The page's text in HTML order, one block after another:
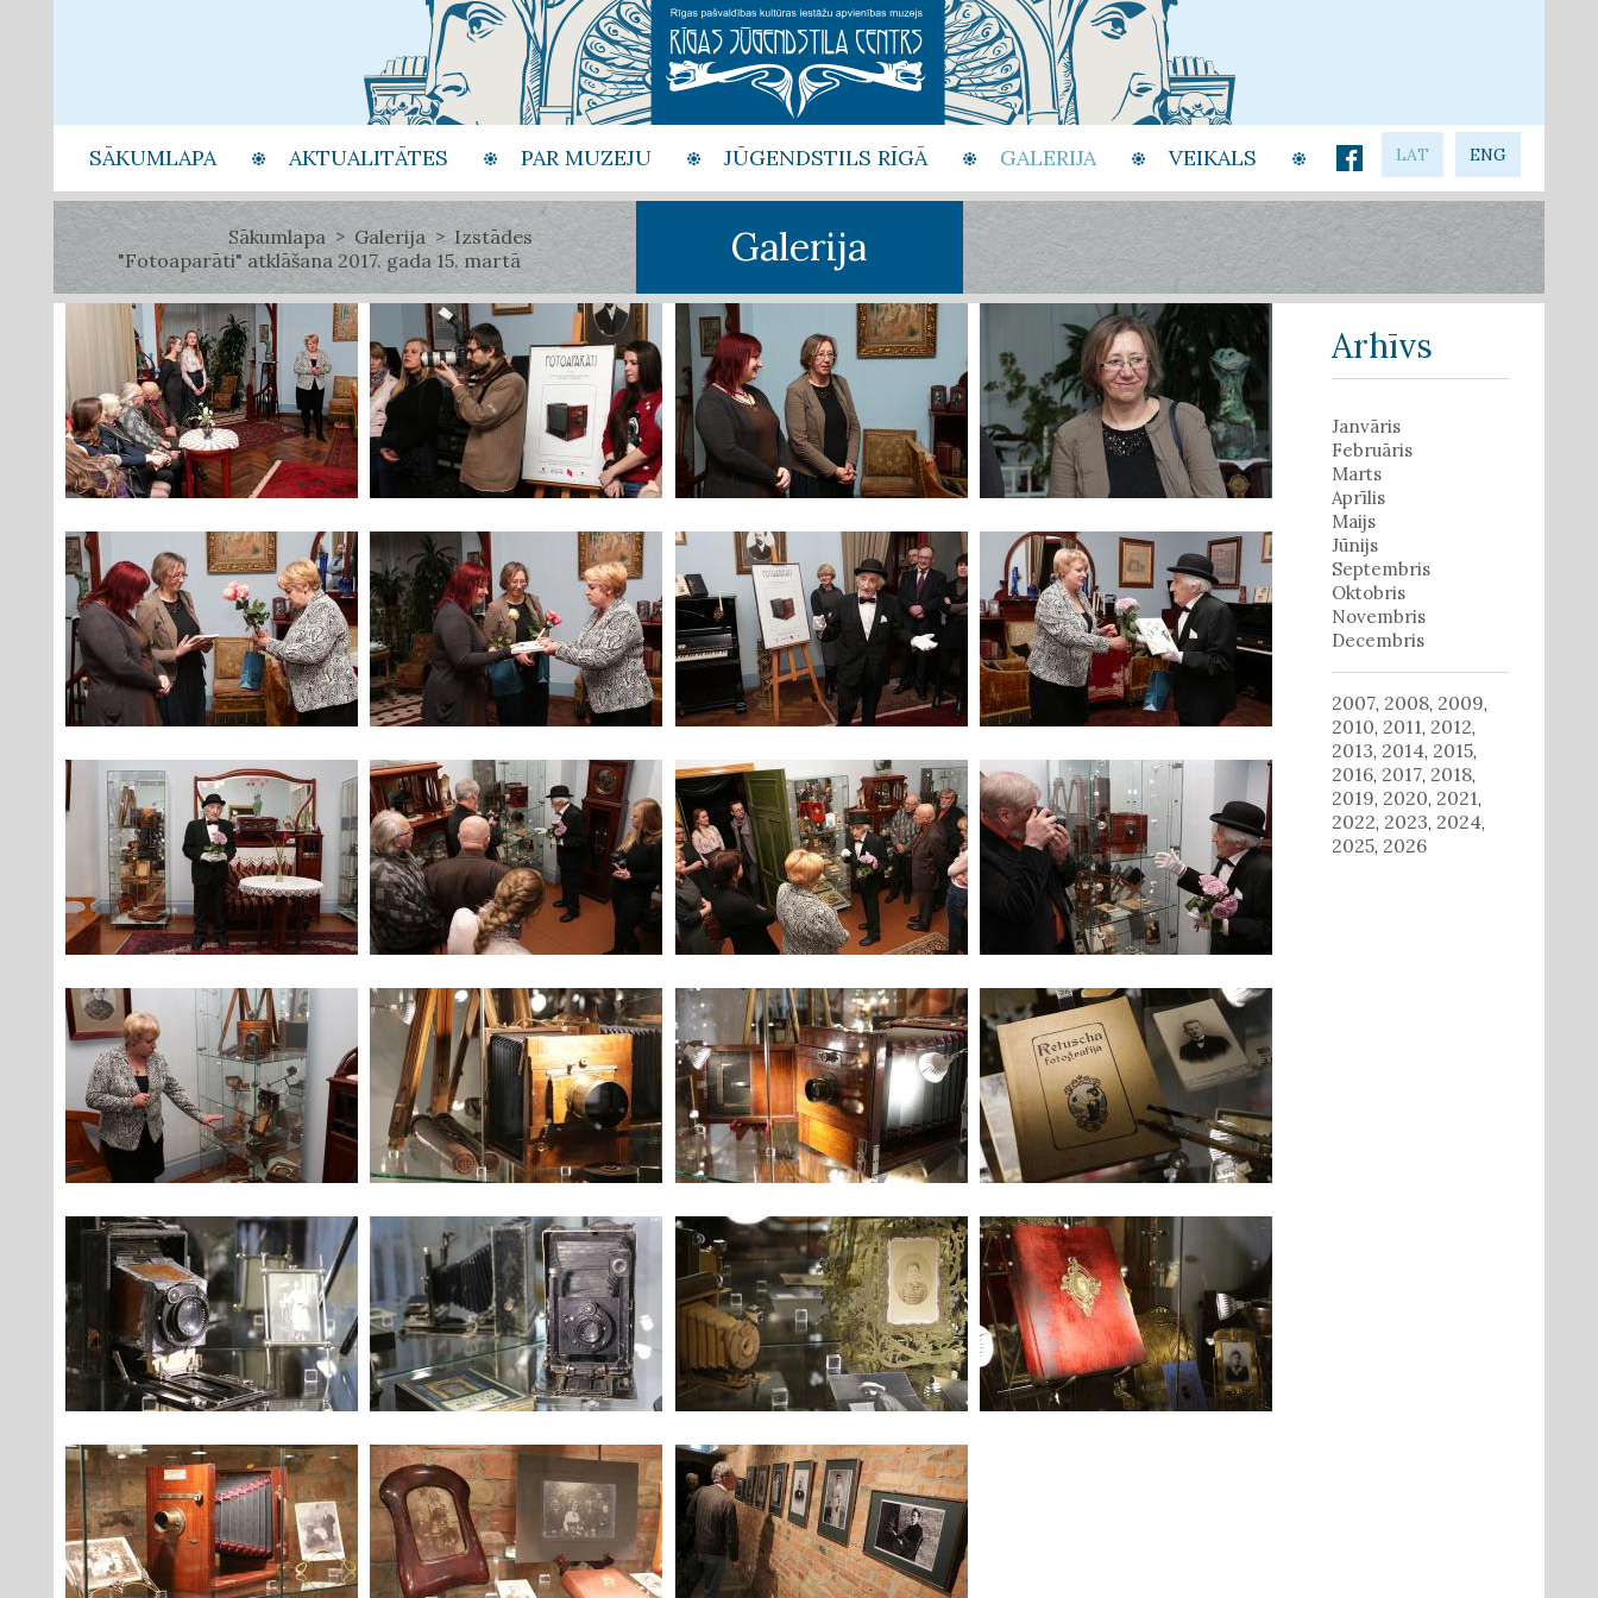
SĀKUMLAPA AKTUALITĀTES PAR MUZEJU JŪGENDSTILS RĪGĀ GALERIJA VEIKALS LAT ENG
Sākumlapa Galerija
Izstādes
"Fotoaparāti" atklāšana 2017. gada 15. martā
Galerija
Arhīvs
Janvāris
Februāris
Marts
Aprīlis
Maijs
Jūnijs
Septembris
Oktobris
Novembris
Decembris
2007, 2008, 2009,
2010, 2011, 2012,
2013, 2014, 2015,
2016, 2017, 2018,
2019, 2020, 2021,
2022, 2023, 2024,
2025, 2026